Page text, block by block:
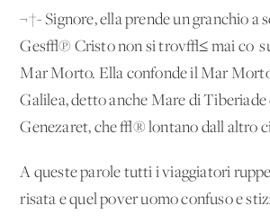
¬†- Signore, ella prende un granchio a
Ges√π Cristo non si trov√≤ mai co'
Mar Morto. Ella confonde il Mar
Galilea, detto anche Mare di Tiberiade
Genezaret, che √® lontano dall'altro
A queste parole tutti i viaggiatori
risata e quel pover'uomo confuso e